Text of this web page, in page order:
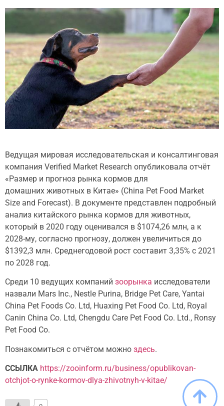
Ведущая мировая исследовательская и консалтинговая
компания Verified Market Research опубликовала отчёт
«Размер и прогноз рынка кормов для
домашних животных в Китае» (China Pet Food Market
Size and Forecast). В документе представлен подробный
анализ китайского рынка кормов для животных,
который в 2020 году оценивался в $1074,26 млн, а к
2028-му, согласно прогнозу, должен увеличиться до
$1392,3 млн. Среднегодовой рост составит 3,35% с 2021
по 2028 год.
Среди 10 ведущих компаний зоорынка исследователи
назвали Mars Inc., Nestle Purina, Bridge Pet Care, Yantai
China Pet Foods Co. Ltd, Huaxing Pet Food Co. Ltd, Royal
Canin China Co. Ltd, Chengdu Care Pet Food Co. Ltd., Ronsy
Pet Food Co.
Познакомиться с отчётом можно здесь.
ССЫЛКА https://zooinform.ru/business/opublikovan-
otchjot-o-rynke-kormov-dlya-zhivotnyh-v-kitae/